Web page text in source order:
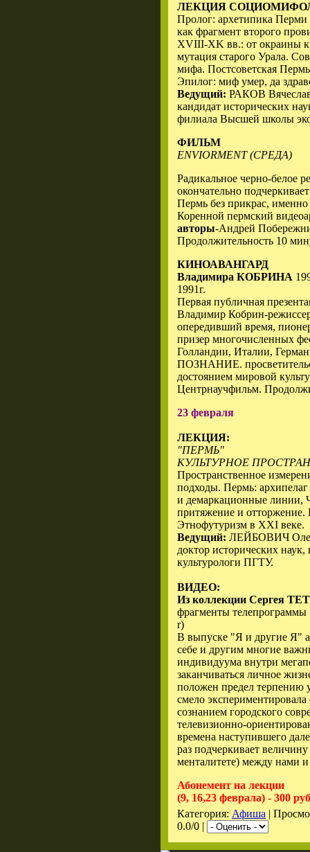
ЛЕКЦИЯ
Пролог: архетипика
как фрагмент второго
XVIII-XK вв.: от окраины к
мутация старого Урала.
мифа. Постсоветская
Эпилог: миф умер, да
Ведущий: РАКОВ
кандидат исторических
филиала Высшей школы
ФИЛЬМ
ENVIORMENT (СРЕДА)
Радикальное черно-белое
окончательно
Пермь без прикрас,
Коренной пермский
авторы-Андрей
Продолжительность 10
КИНОАВАНГАРД
Владимира КОБРИНА
1991г.
Первая публичная
Владимир Кобрин-
опередивший время,
призер многочисленных
Голландии, Италии,
ПОЗНАНИЕ.
достоянием мировой
Центрнаучфильм.
23 февраля
ЛЕКЦИЯ:
"ПЕРМЬ"
КУЛЬТУРНОЕ
Пространственное
подходы. Пермь:
и демаркационные линии,
притяжение и отторжение.
Этнофутуризм в ХХI веке.
Ведущий: ЛЕЙБОВИЧ
доктор исторических
культурологи ПГТУ.
ВИДЕО:
Из коллекции Сергея
фрагменты
r)
В выпуске "Я и другие Я"
себе и другим многие
индивидуума внутри
заканчиваться личное
положен предел терпению
смело
сознанием городского
телевизионно-
времена наступившего
раз подчеркивает
менталитете) между нами
Абонемент на лекции
(9, 16,23 феврала) - 300
Категория: Афиша |
0.0/0 |